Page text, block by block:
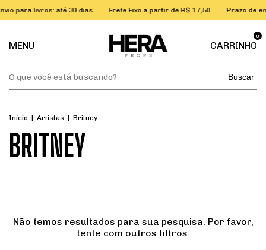
para livros: até 30 dias Frete Fixo a partir de R$ 17,50 Prazo de
MENU CARRINHO
0
Buscar
Início | Artistas | Britney
BRITNEY
Não temos resultados para sua pesquisa. Por favor,
tente com outros filtros.